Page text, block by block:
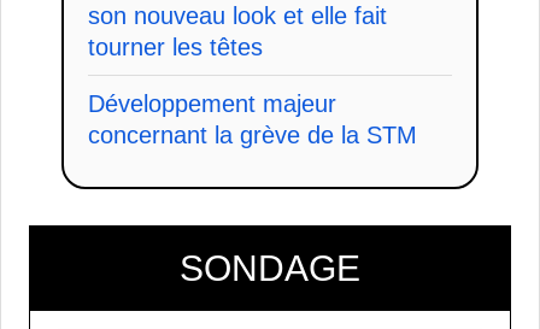
son nouveau look et elle fait
tourner les têtes
Développement majeur
concernant la grève de la STM
SONDAGE